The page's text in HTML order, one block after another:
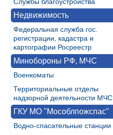
Недвижимость
Федеральная служба гос.
регистрации, кадастра и
картографии Росреестр
Минобороны РФ, МЧС
Военкоматы
Территориальные отделы
надзорной деятельности МЧС
ГКУ МО "Мособлпожспас"
Водно-спасательные станции